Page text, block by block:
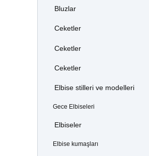
Bluzlar
Ceketler
Ceketler
Ceketler
Elbise stilleri ve modelleri
Gece Elbiseleri
Elbiseler
Elbise kumaşları